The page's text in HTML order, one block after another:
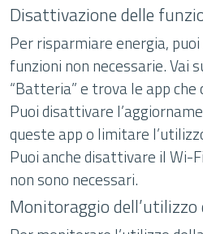
Disattivazione delle
Per risparmiare energia,
funzioni non necessarie. Vai
“Batteria” e trova le app che
Puoi disattivare
queste app o limitare
Puoi anche disattivare il Wi-
non sono necessari.
Monitoraggio